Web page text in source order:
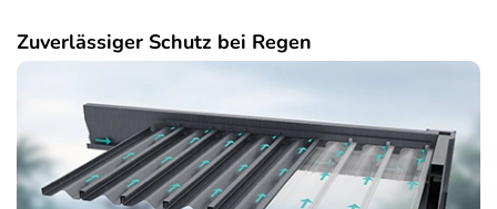
Zuverlässiger Schutz bei Regen